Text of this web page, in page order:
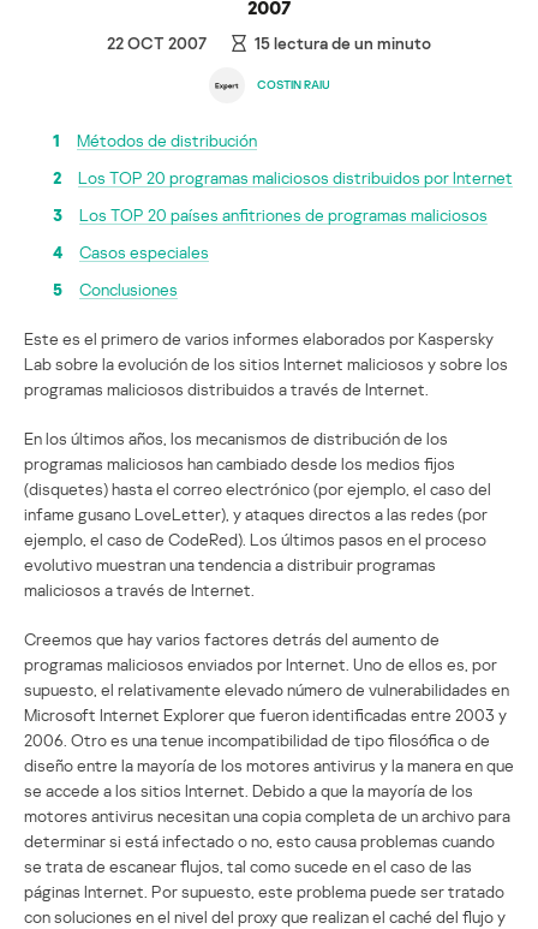
2007
22 OCT 2007 15lectura de un minuto
COSTIN RAIU
1
Métodos de distribución
2
Los TOP 20 programas maliciosos distribuidos por Internet
3
Los TOP 20 países anfitriones de programas maliciosos
4
Casos especiales
5
Conclusiones
Este es el primero de varios informes elaborados por Kaspersky
Lab sobre la evolución de los sitios Internet maliciosos y sobre los
programas maliciosos distribuidos a través de Internet.
En los últimos años, los mecanismos de distribución de los
programas maliciosos han cambiado desde los medios fijos
(disquetes) hasta el correo electrónico (por ejemplo, el caso del
infame gusano LoveLetter), y ataques directos a las redes (por
ejemplo, el caso de CodeRed). Los últimos pasos en el proceso
evolutivo muestran una tendencia a distribuir programas
maliciosos a través de Internet.
Creemos que hay varios factores detrás del aumento de
programas maliciosos enviados por Internet. Uno de ellos es, por
supuesto, el relativamente elevado número de vulnerabilidades en
Microsoft Internet Explorer que fueron identificadas entre 2003 y
2006. Otro es una tenue incompatibilidad de tipo filosófica o de
diseño entre la mayoría de los motores antivirus y la manera en que
se accede a los sitios Internet. Debido a que la mayoría de los
motores antivirus necesitan una copia completa de un archivo para
determinar si está infectado o no, esto causa problemas cuando
se trata de escanear flujos, tal como sucede en el caso de las
páginas Internet. Por supuesto, este problema puede ser tratado
con soluciones en el nivel del proxy que realizan el caché del flujo y